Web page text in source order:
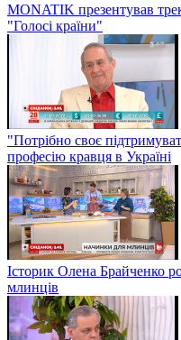
MONATIK презентував
"Голосі країни"
"Потрібно своє
професію кравця в Україні
Історик Олена Брайченко
млинців